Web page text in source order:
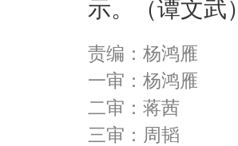
示。（谭文武）
责编：杨鸿雁
一审：杨鸿雁
二审：蒋茜
三审：周韬